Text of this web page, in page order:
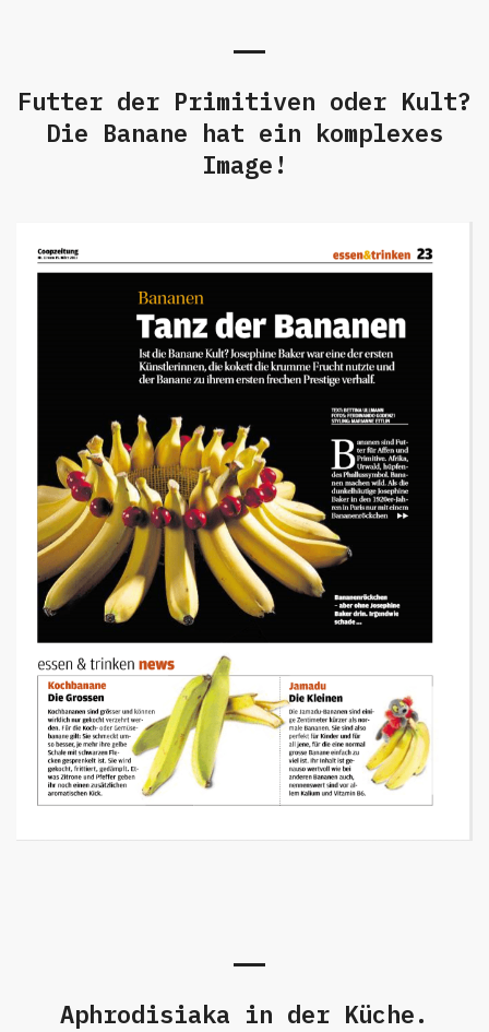
Futter der Primitiven oder Kult?
Die Banane hat ein komplexes
Image!
Aphrodisiaka in der Küche.